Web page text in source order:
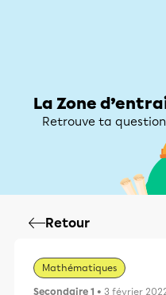
La Zone
Retrouve ta
Retour
Mathématiques
Secondaire 1 • 3 février